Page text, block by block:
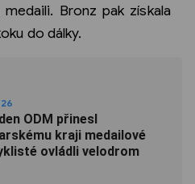
Bronz pak získala
do dálky.
ODM přinesl
kraji medailové
ovládli velodrom